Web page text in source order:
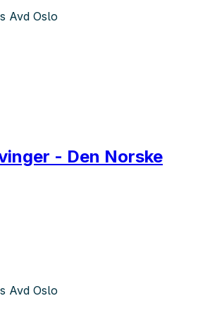
Avd Oslo
- Den Norske
Avd Oslo